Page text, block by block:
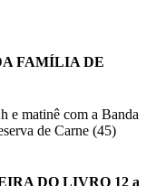
FAMÍLIA DE
e matinê com a Banda
de Carne (45)
DO LIVRO 12 a